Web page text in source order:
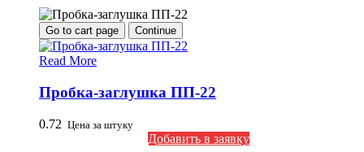
Go to cart page Continue
Read More
Пробка-заглушка ПП-22
0.72 Цена за штуку
Добавить в заявку